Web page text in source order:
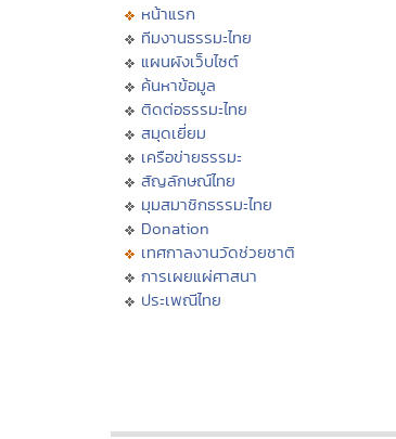
หน้าแรก
ทีมงานธรรมะไทย
แผนผังเว็บไซต์
ค้นหาข้อมูล
ติดต่อธรรมะไทย
สมุดเยี่ยม
เครือข่ายธรรมะ
สัญลักษณ์ไทย
มุมสมาชิกธรรมะไทย
Donation
เทศกาลงานวัดช่วยชาติ
การเผยแผ่ศาสนา
ประเพณีไทย